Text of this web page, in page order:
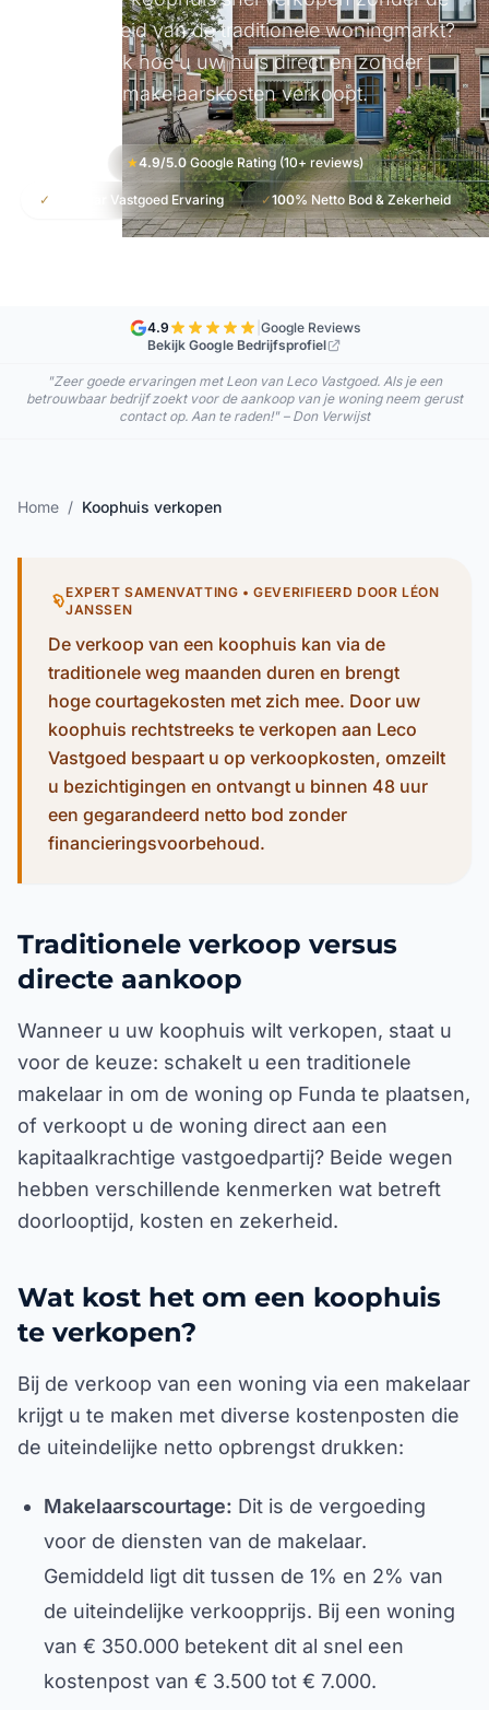
onzekerheid van de traditionele woningmarkt?
Ontdek hoe u uw huis direct en zonder
makelaarskosten verkoopt.
★4.9/5.0Google Rating (10+ reviews)
✓ Vastgoed Ervaring ✓100% Netto Bod & Zekerheid
4.9
Google Reviews
Bekijk Google Bedrijfsprofiel
"Ontzettend vriendelijk en goudeerlijk, ontzettend fijn contact en ook een
goed hart!" – MB
JANSSEN
traditionele weg maanden duren en brengt
hoge courtagekosten met zich mee. Door uw
koophuis rechtstreeks te verkopen aan Leco
Vastgoed bespaart u op verkoopkosten, omzeilt
u bezichtigingen en ontvangt u binnen 48 uur
een gegarandeerd netto bod zonder
financieringsvoorbehoud.
Traditionele verkoop versus
directe aankoop
voor de keuze: schakelt u een traditionele
makelaar in om de woning op Funda te plaatsen,
of verkoopt u de woning direct aan een
kapitaalkrachtige vastgoedpartij? Beide wegen
hebben verschillende kenmerken wat betreft
doorlooptijd, kosten en zekerheid.
Wat kost het om een koophuis
te verkopen?
krijgt u te maken met diverse kostenposten die
de uiteindelijke netto opbrengst drukken:
voor de diensten van de makelaar.
de uiteindelijke verkoopprijs. Bij een woning
van € 350.000 betekent dit al snel een